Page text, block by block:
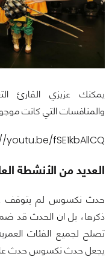
يمكنك عزيزي القارئ
والمنافسات التي كانت
fSE1kbAllCQ
العديد من الأنشطة
حدث نكسوس لم يتوقف عند
ذكرها، بل ان الحدث قد ضم
تصلح لجميع الفئات
يجعل حدث نكسوس حدث